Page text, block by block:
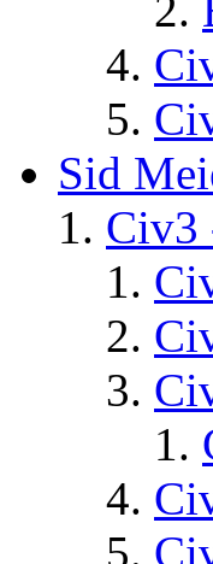
Sid
Civ3